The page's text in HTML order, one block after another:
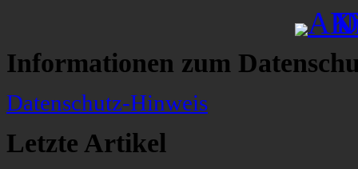
Informationen zum
Datenschutz-Hinweis
Letzte Artikel